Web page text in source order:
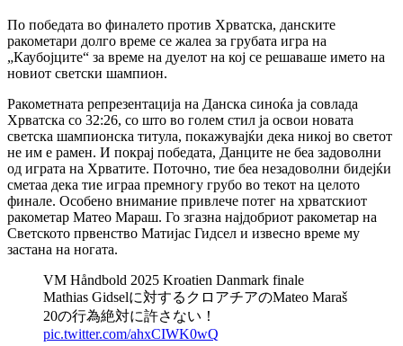
По победата во финалето против Хрватска, данските
ракометари долго време се жалеа за грубата игра на
„Каубојците“ за време на дуелот на кој се решаваше името на
новиот светски шампион.
Ракометната репрезентација на Данска синоќа ја совлада
Хрватска со 32:26, ​​со што во голем стил ја освои новата
светска шампионска титула, покажувајќи дека никој во светот
не им е рамен. И покрај победата, Данците не беа задоволни
од играта на Хрватите. Поточно, тие беа незадоволни бидејќи
сметаа дека тие играа премногу грубо во текот на целото
финале. Особено внимание привлече потег на хрватскиот
ракометар Матео Мараш. Го згазна најдобриот ракометар на
Светското првенство Матијас Гидсел и извесно време му
застана на ногата.
VM Håndbold 2025 Kroatien Danmark finale
Mathias Gidselに対するクロアチアのMateo Maraš
20の行為絶対に許さない！
pic.twitter.com/ahxCIWK0wQ